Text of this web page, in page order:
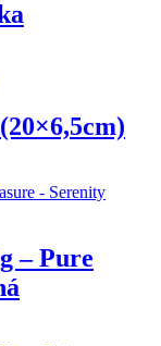
– Pure